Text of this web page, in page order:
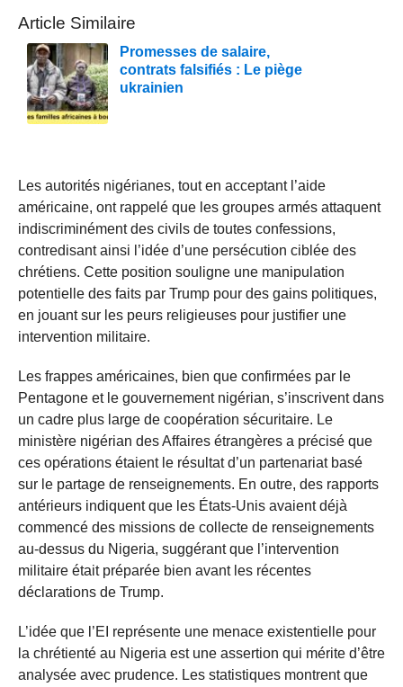
Article Similaire
Promesses de salaire,
contrats falsifiés : Le piège
ukrainien
Les autorités nigérianes, tout en acceptant l’aide
américaine, ont rappelé que les groupes armés attaquent
indiscriminément des civils de toutes confessions,
contredisant ainsi l’idée d’une persécution ciblée des
chrétiens. Cette position souligne une manipulation
potentielle des faits par Trump pour des gains politiques,
en jouant sur les peurs religieuses pour justifier une
intervention militaire.
Les frappes américaines, bien que confirmées par le
Pentagone et le gouvernement nigérian, s’inscrivent dans
un cadre plus large de coopération sécuritaire. Le
ministère nigérian des Affaires étrangères a précisé que
ces opérations étaient le résultat d’un partenariat basé
sur le partage de renseignements. En outre, des rapports
antérieurs indiquent que les États-Unis avaient déjà
commencé des missions de collecte de renseignements
au-dessus du Nigeria, suggérant que l’intervention
militaire était préparée bien avant les récentes
déclarations de Trump.
L’idée que l’EI représente une menace existentielle pour
la chrétienté au Nigeria est une assertion qui mérite d’être
analysée avec prudence. Les statistiques montrent que